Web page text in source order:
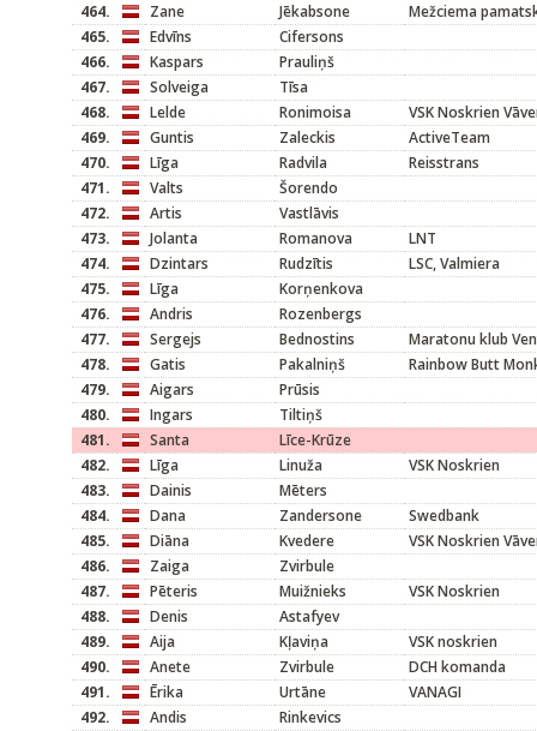
464.
Zane Jēkabsone
Mežciema
465.
Edvīns
Cifersons
466.
Kaspars
Prauliņš
467.
Solveiga
Tīsa
468.
Lelde Ronimoisa
VSK Noskrien
469.
Guntis Zaleckis
ActiveTeam
470.
Līga Radvila
Reisstrans
471.
Valts
Šorendo
472.
Artis
Vastlāvis
473.
Jolanta Romanova
LNT
474.
Dzintars Rudzītis
LSC, Valmiera
475.
Līga
Korņenkova
476.
Andris
Rozenbergs
477.
Sergejs Bednostins
Maratonu klub
478.
Gatis Pakalniņš
Rainbow Butt
479.
Aigars
Prūsis
480.
Ingars
Tiltiņš
481.
Santa
Līce-Krūze
482.
Līga Linuža
VSK Noskrien
483.
Dainis
Mēters
484.
Dana Zandersone
Swedbank
485.
Diāna Kvedere
VSK Noskrien
486.
Zaiga
Zvirbule
487.
Pēteris Muižnieks
VSK Noskrien
488.
Denis
Astafyev
489.
Aija Kļaviņa
VSK noskrien
490.
Anete Zvirbule
DCH komanda
491.
Ērika Urtāne
VANAGI
492.
Andis Rinkevics